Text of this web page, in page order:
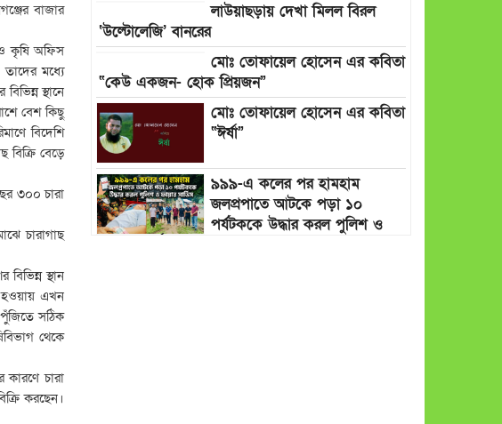
বাজার
ও কৃষি অফিস
তাদের মধ্যে
স্থানে
বেশ কিছু
বিদেশি
বিক্রি বেড়ে
৩০০ চারা
চারাগাছ
স্থান
হওয়ায় এখন
পুঁজিতে সঠিক
থেকে
চারা
করছেন।
লাউয়াছড়ায় দেখা মিলল বিরল
‘উল্টোলেজি’ বানরের
মোঃ তোফায়েল হোসেন এর কবিতা
“কেউ একজন- হোক প্রিয়জন”
মোঃ তোফায়েল হোসেন এর কবিতা
“ঈর্ষা”
৯৯৯-এ কলের পর হামহাম
জলপ্রপাতে আটকে পড়া ১০
পর্যটককে উদ্ধার করল পুলিশ ও